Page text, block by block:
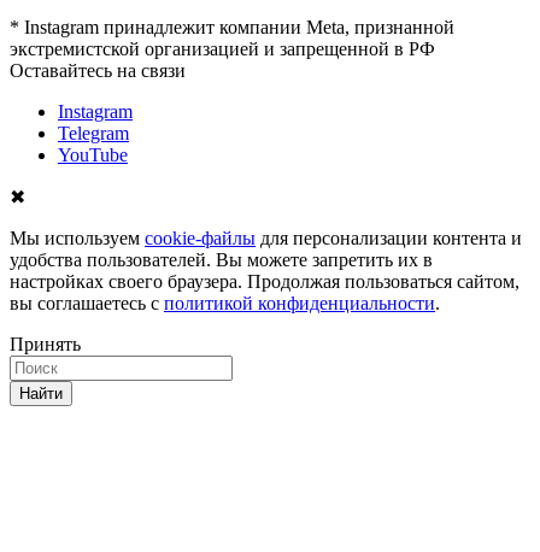
* Instagram принадлежит компании Meta, признанной
экстремистской организацией и запрещенной в РФ
Оставайтесь на связи
Instagram
Telegram
YouTube
✖
Мы используем cookie-файлы для персонализации контента и
удобства пользователей. Вы можете запретить их в
настройках своего браузера. Продолжая пользоваться сайтом,
вы соглашаетесь с политикой конфиденциальности.
Принять
Найти